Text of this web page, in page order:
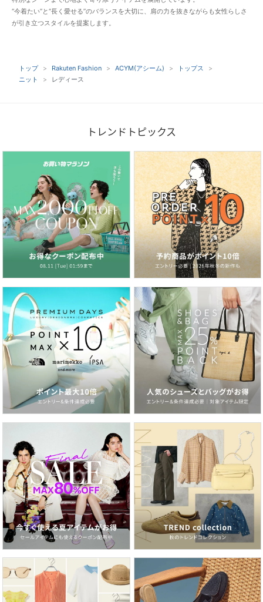
“今着たい”と“長く愛せる”のバランスを大切に、肩の力を抜きながらも女性らしさ
が引き立つスタイルを提案します。
トップ Rakuten Fashion ACYM(アシーム)
トップス
ニット
レディース
トレンドトピックス